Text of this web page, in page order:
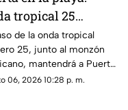
tropical 25
lluvias
y tormentas
Vallarta
de la onda tropical
25, junto al monzón
mantendrá a Puerto
bajo un temporal de
06, 2026 10:28 p. m.